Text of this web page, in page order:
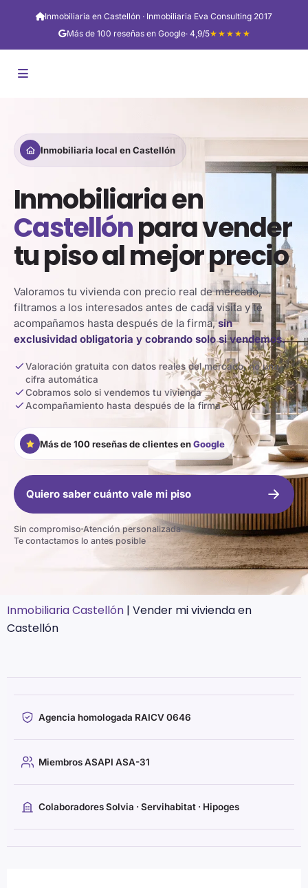
Inmobiliaria en Castellón · Inmobiliaria Eva Consulting 2017
Más de 100 reseñas en Google· 4,9/5★★★★★
Inmobiliaria local en Castellón
Inmobiliaria en
Castellónpara vender
tu piso al mejor precio
Valoramos tu vivienda con precio real de mercado,
filtramos a los interesados antes de cada visita y te
acompañamos hasta después de la firma,sin
exclusividad obligatoria y cobrando solo si vendemos.
Valoración gratuita con datos reales del mercado, no una
cifra automática
Cobramos solo si vendemos tu vivienda
Acompañamiento hasta después de la firma
Más de 100 reseñas de clientes enGoogle
Quiero saber cuánto vale mi piso
Sin compromiso Atención personalizada
Te contactamos lo antes posible
Inmobiliaria Castellón | Vender mi vivienda en
Castellón
Agencia homologada RAICV 0646
Miembros ASAPI ASA-31
Colaboradores Solvia · Servihabitat · Hipoges